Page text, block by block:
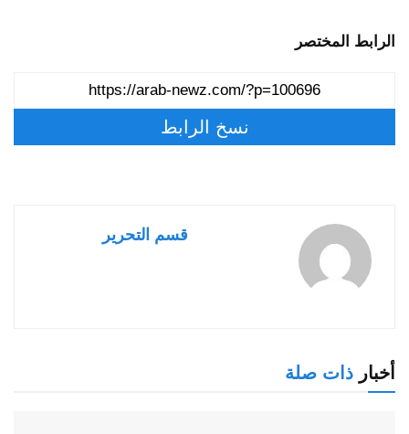
الرابط المختصر
نسخ الرابط
قسم التحرير
أخبار ذات صلة